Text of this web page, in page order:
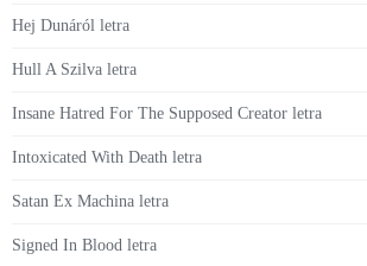
Hej Dunáról letra
Hull A Szilva letra
Insane Hatred For The Supposed Creator letra
Intoxicated With Death letra
Satan Ex Machina letra
Signed In Blood letra